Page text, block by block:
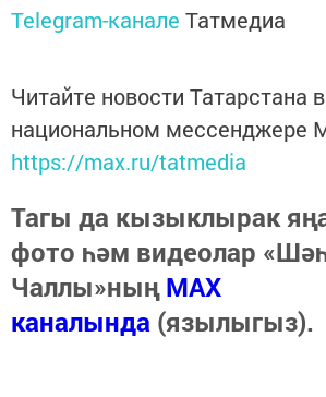
Telegram-канале Татмедиа
Читайте новости Татарстана в
национальном мессенджере
https://max.ru/tatmedia
Тагы да кызыклырак
фото һәм видеолар
Чаллы»ныңMAX
каналында (язылыгыз).